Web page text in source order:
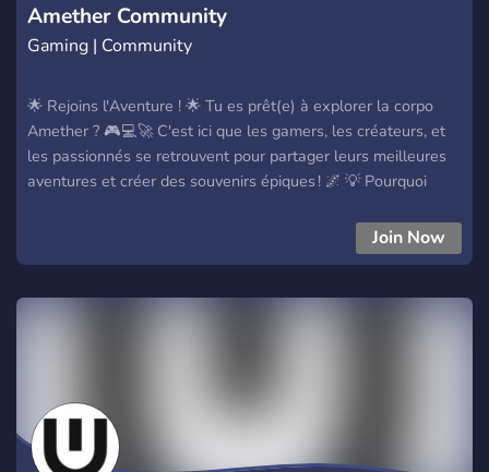
Amether Community
Gaming | Community
🌟 Rejoins l'Aventure ! 🌟 Tu es prêt(e) à explorer la corpo
Amether ? 🎮💻🚀 C'est ici que les gamers, les créateurs, et
les passionnés se retrouvent pour partager leurs meilleures
aventures et créer des souvenirs épiques ! 🌌 💡 Pourquoi
Une communauté active et bienveillante 🎉 Des événements
et surprises réguliers 🤖 Des bots cool pour t'amuser encore
Join Now